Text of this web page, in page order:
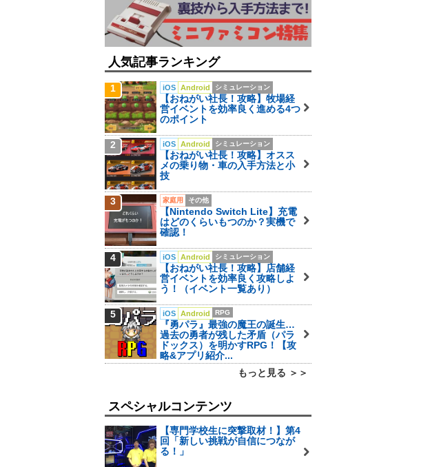
人気記事ランキング
1 iOS Android シミュレーション
【おねがい社長！攻略】牧場経
営イベントを効率良く進める4つ
のポイント
2 iOS Android シミュレーション
【おねがい社長！攻略】オスス
メの乗り物・車の入手方法と小
技
3 家庭用 その他
【Nintendo Switch Lite】充電
はどのくらいもつのか？実機で
確認！
4 iOS Android シミュレーション
【おねがい社長！攻略】店舗経
営イベントを効率良く攻略しよ
う！（イベント一覧あり）
5 iOS Android RPG
『勇パラ』最強の魔王の誕生…
過去の勇者が残した矛盾（パラ
ドックス）を明かすRPG！【攻
略&アプリ紹介...
もっと見る ＞＞
スペシャルコンテンツ
【専門学校生に突撃取材！】第4
回「新しい挑戦が自信につなが
る！」